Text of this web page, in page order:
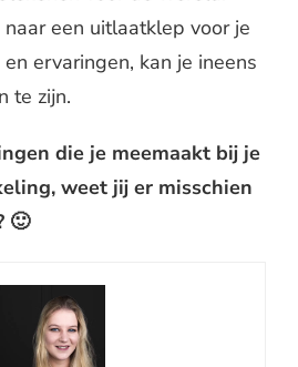
een uitlaatklep voor je
ervaringen, kan je ineens
te zijn.
die je meemaakt bij je
weet jij er misschien
🙂